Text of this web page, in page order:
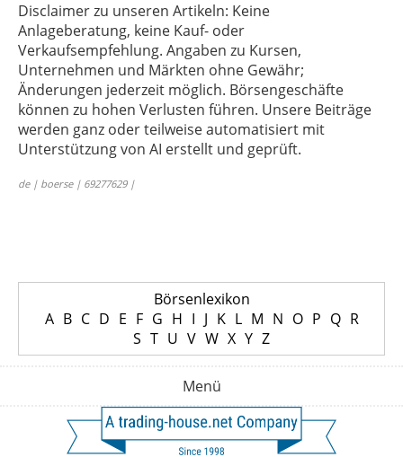
Disclaimer zu unseren Artikeln: Keine
Anlageberatung, keine Kauf- oder
Verkaufsempfehlung. Angaben zu Kursen,
Unternehmen und Märkten ohne Gewähr;
Änderungen jederzeit möglich. Börsengeschäfte
können zu hohen Verlusten führen. Unsere Beiträge
werden ganz oder teilweise automatisiert mit
Unterstützung von AI erstellt und geprüft.
de | boerse | 69277629 |
Börsenlexikon
A B C D E F G H I J K L M N O P Q R
S T U V W X Y Z
Menü